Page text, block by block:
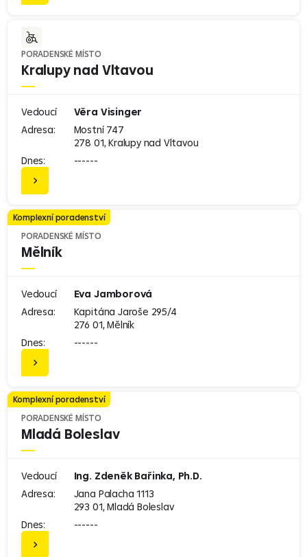
PORADENSKÉ MÍSTO
Kralupy nad Vltavou
Vedoucí
Věra Visinger
Adresa:
Mostní 747
278 01, Kralupy nad Vltavou
Dnes:
------
Komplexní poradenství
PORADENSKÉ MÍSTO
Mělník
Vedoucí
Eva Jamborová
Adresa:
Kapitána Jaroše 295/4
276 01, Mělník
Dnes:
------
Komplexní poradenství
PORADENSKÉ MÍSTO
Mladá Boleslav
Vedoucí
Ing. Zdeněk Bařinka, Ph.D.
Adresa:
Jana Palacha 1113
293 01, Mladá Boleslav
Dnes:
------